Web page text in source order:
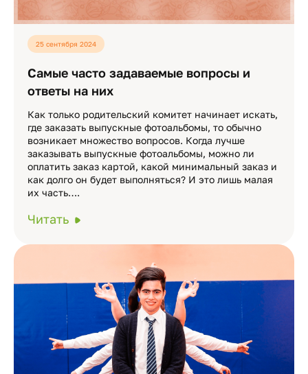
25 сентября 2024
Самые часто задаваемые вопросы и
ответы на них
Как только родительский комитет начинает искать,
где заказать выпускные фотоальбомы, то обычно
возникает множество вопросов. Когда лучше
заказывать выпускные фотоальбомы, можно ли
оплатить заказ картой, какой минимальный заказ и
как долго он будет выполняться? И это лишь малая
их часть….
Читать